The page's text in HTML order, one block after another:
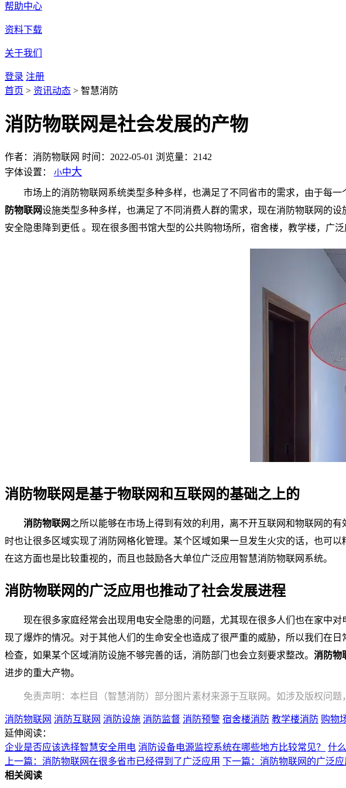
帮助中心
资料下载
关于我们
登录 注册
首页 > 资讯动态 > 智慧消防
消防物联网是社会发展的产物
作者：消防物联网 时间：2022-05-01 浏览量：2142
字体设置： 小中大
市场上的消防物联网系统类型多种多样，也满足了不同省市的需求，由于每
防物联网设施类型多种多样，也满足了不同消费人群的需求，现在消防物联网的
安全隐患降到更低 。现在很多图书馆大型的公共购物场所，宿舍楼，教学楼，广
消防物联网是基于物联网和互联网的基础之上的
消防物联网之所以能够在市场上得到有效的利用，离不开互联网和物联网的
时也让很多区域实现了消防网格化管理。某个区域如果一旦发生火灾的话，也可
在这方面也是比较重视的，而且也鼓励各大单位广泛应用智慧消防物联网系统。
消防物联网的广泛应用也推动了社会发展进程
现在很多家庭经常会出现用电安全隐患的问题，尤其现在很多人们也在家中
现了爆炸的情况。对于其他人们的生命安全也造成了很严重的威胁，所以我们在
检查，如果某个区域消防设施不够完善的话，消防部门也会立刻要求整改。 消防物
进步的重大产物。
免责声明：本栏目（智慧消防）部分图片素材来源于互联网。如涉及版权问题
消防物联网 消防互联网 消防设施 消防监督 消防预警 宿舍楼消防 教学楼消防 购物
延伸阅读：
企业是否应该选择智慧安全用电 消防设备电源监控系统在哪些地方比较常见？ 什
上一篇：消防物联网在很多省市已经得到了广泛应用 下一篇：消防物联网的广泛
相关阅读